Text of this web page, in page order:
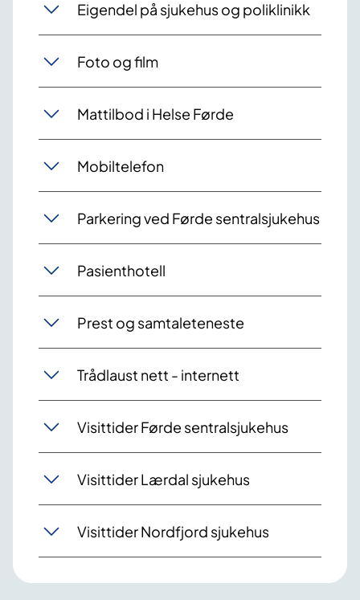
Eigendel på sjukehus og poliklinikk
Foto og film
Mattilbod i Helse Førde
Mobiltelefon
Parkering ved Førde sentralsjukehus
Pasienthotell
Prest og samtaleteneste
Trådlaust nett - internett
Visittider Førde sentralsjukehus
Visittider Lærdal sjukehus
Visittider Nordfjord sjukehus